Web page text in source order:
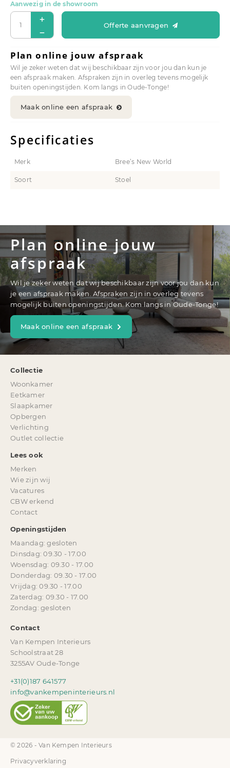
Aanwezig in de showroom
Offerte aanvragen
Plan online jouw afspraak
Wil je zeker weten dat wij beschikbaar zijn voor jou dan kun je
een afspraak maken. Afspraken zijn in overleg tevens mogelijk
buiten openingstijden. Kom langs in Oude-Tonge!
Maak online een afspraak
Specificaties
Merk Bree’s New World
Soort Stoel
Plan online jouw
afspraak
Wil je zeker weten dat wij beschikbaar zijn voor jou dan kun
je een afspraak maken. Afspraken zijn in overleg tevens
mogelijk buiten openingstijden. Kom langs in Oude-Tonge!
Maak online een afspraak
Collectie
Woonkamer
Eetkamer
Slaapkamer
Opbergen
Verlichting
Outlet collectie
Lees ook
Merken
Wie zijn wij
Vacatures
CBW erkend
Contact
Openingstijden
Maandag: gesloten
Dinsdag: 09.30 - 17.00
Woensdag: 09.30 - 17.00
Donderdag: 09.30 - 17.00
Vrijdag: 09.30 - 17.00
Zaterdag: 09.30 - 17.00
Zondag: gesloten
Contact
Van Kempen Interieurs
Schoolstraat 28
3255AV Oude-Tonge
+31(0)187 641577
info@vankempeninterieurs.nl
© 2026 - Van Kempen Interieurs
Privacyverklaring